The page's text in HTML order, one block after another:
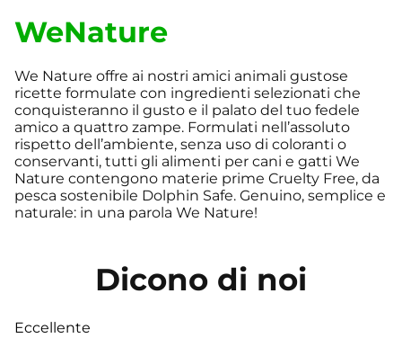
WeNature
We Nature offre ai nostri amici animali gustose
ricette formulate con ingredienti selezionati che
conquisteranno il gusto e il palato del tuo fedele
amico a quattro zampe. Formulati nell’assoluto
rispetto dell’ambiente, senza uso di coloranti o
conservanti, tutti gli alimenti per cani e gatti We
Nature contengono materie prime Cruelty Free, da
pesca sostenibile Dolphin Safe. Genuino, semplice e
naturale: in una parola We Nature!
Dicono di noi
Eccellente